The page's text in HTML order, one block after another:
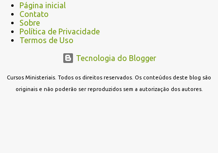
Página inicial
Contato
Sobre
Política de Privacidade
Termos de Uso
Tecnologia do Blogger
Cursos Ministeriais. Todos os direitos reservados. Os conteúdos deste blog são
originais e não poderão ser reproduzidos sem a autorização dos autores.